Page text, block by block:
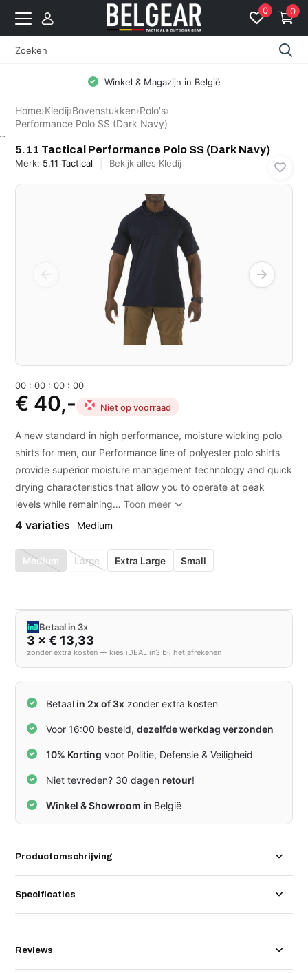
0 0
Winkel & Magazijn in België
Home›Kledij›Bovenstukken›Polo's›
Performance Polo SS (Dark Navy)
5.11 Tactical Performance Polo SS (Dark Navy)
Merk: 5.11 Tactical Bekijk alles Kledij
00 :00 :00 :00
€ 40,- Niet op voorraad
A new standard in high performance, moisture wicking polo
shirts for men, our Performance line of polyester polo shirts
provide superior moisture management technology and quick
drying characteristics that allow you to operate at peak
levels while remaining…Toon meer
4 variaties Medium
Medium Large Extra Large Small
Betaal in 3x
3 × € 13,33
zonder extra kosten — kies iDEAL in3 bij het afrekenen
Betaal in 2x of 3x zonder extra kosten
Voor 16:00 besteld,dezelfde werkdag verzonden
10% Korting voor Politie, Defensie & Veiligheid
Niet tevreden? 30 dagen retour!
Winkel & Showroom in België
Productomschrijving
Specificaties
Reviews